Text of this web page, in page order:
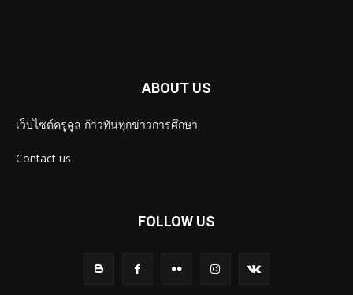
ABOUT US
เว็บไซต์ครูคูล ก้าวทันทุกข่าวการศึกษา
Contact us:
FOLLOW US